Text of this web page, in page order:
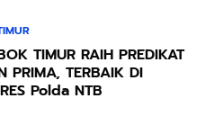
TIMUR RAIH PREDIKAT
PRIMA, TERBAIK DI
Polda NTB